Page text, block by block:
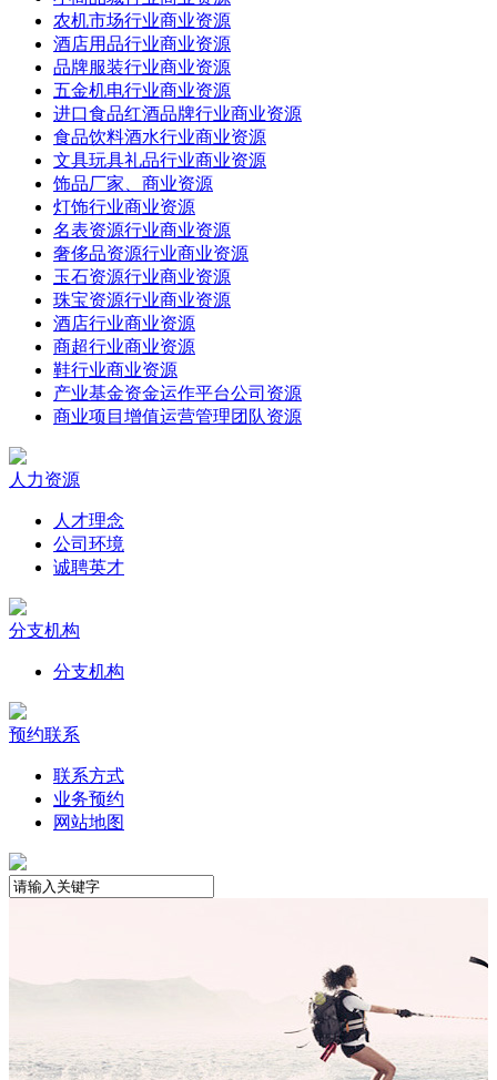
农机市场行业商业资源
酒店用品行业商业资源
品牌服装行业商业资源
五金机电行业商业资源
进口食品红酒品牌行业商业资源
食品饮料酒水行业商业资源
文具玩具礼品行业商业资源
饰品厂家、商业资源
灯饰行业商业资源
名表资源行业商业资源
奢侈品资源行业商业资源
玉石资源行业商业资源
珠宝资源行业商业资源
酒店行业商业资源
商超行业商业资源
鞋行业商业资源
产业基金资金运作平台公司资源
商业项目增值运营管理团队资源
人力资源
人才理念
公司环境
诚聘英才
分支机构
分支机构
预约联系
联系方式
业务预约
网站地图